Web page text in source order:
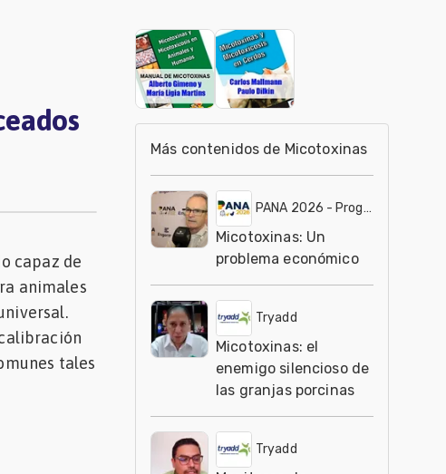
capaz de
animales
tales
Más contenidos de Micotoxinas
PANA 2026 - Programa intensivo y avanzado de alta gerencia en alimentación y nutrición aviar
Micotoxinas: Un
problema económico
Tryadd
Micotoxinas: el
enemigo silencioso de
las granjas porcinas
Tryadd